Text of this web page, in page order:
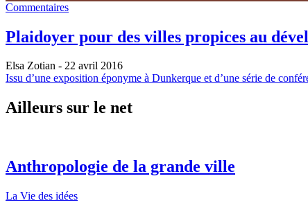
Commentaires
Plaidoyer pour des villes propices au
Elsa Zotian - 22 avril 2016
Issu d’une exposition éponyme à Dunkerque et d’une série de
Ailleurs sur le net
Anthropologie de la grande ville
La Vie des idées